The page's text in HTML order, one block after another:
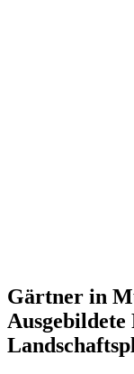
Gärtner in